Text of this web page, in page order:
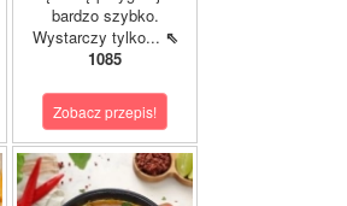
bardzo szybko.
Wystarczy tylko... ⇖
1085
Zobacz przepis!